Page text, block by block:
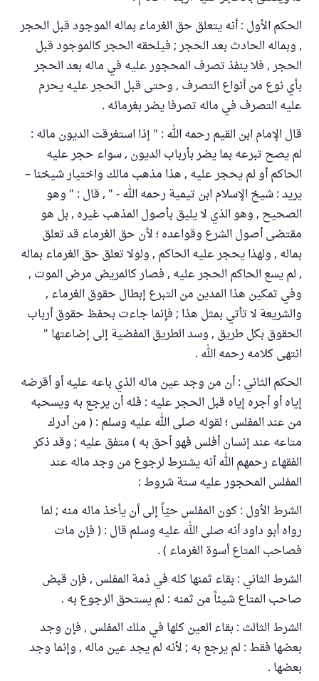
الحكم الأول : أنه يتعلق حق الغرماء بماله الموجود قبل الحجر
, وبماله الحادث بعد الحجر ; فيلحقه الحجر كالموجود قبل
الحجر , فلا ينفذ تصرف المحجور عليه في ماله بعد الحجر
بأي نوع من أنواع التصرف , وحتى قبل الحجر عليه يحرم
عليه التصرف في ماله تصرفا يضر بغرمائه .
قال الإمام ابن القيم رحمه الله : " إذا استغرقت الديون ماله :
لم يصح تبرعه بما يضر بأرباب الديون , سواء حجر عليه
الحاكم أو لم يحجر عليه , هذا مذهب مالك واختيار شيخنا –
يريد : شيخ الإسلام ابن تيمية رحمه الله - " , قال : " وهو
الصحيح , وهو الذي لا يليق بأصول المذهب غيره , بل هو
مقتضى أصول الشرع وقواعده ؛ لأن حق الغرماء قد تعلق
بماله , ولهذا يحجر عليه الحاكم , ولولا تعلق حق الغرماء بماله
, لم يسع الحاكم الحجر عليه , فصار كالمريض مرض الموت ,
وفي تمكين هذا المدين من التبرع إبطال حقوق الغرماء ,
والشريعة لا تأتي بمثل هذا ; فإنما جاءت بحفظ حقوق أرباب
الحقوق بكل طريق , وسد الطريق المفضية إلى إضاعتها "
انتهى كلامه رحمه الله .
الحكم الثاني : أن من وجد عين ماله الذي باعه عليه أو أقرضه
إياه أو أجره إياه قبل الحجر عليه : فله أن يرجع به ويسحبه
من عند المفلس ؛ لقوله صلى الله عليه وسلم : ( من أدرك
متاعه عند إنسان أفلس فهو أحق به ) متفق عليه ; وقد ذكر
الفقهاء رحمهم الله أنه يشترط لرجوع من وجد ماله عند
المفلس المحجور عليه ستة شروط :
الشرط الأول : كون المفلس حيّاً إلى أن يأخذ ماله منه ; لما
رواه أبو داود أنه صلى الله عليه وسلم قال : ( فإن مات
فصاحب المتاع أسوة الغرماء ) .
الشرط الثاني : بقاء ثمنها كله في ذمة المفلس , فإن قبض
صاحب المتاع شيئاً من ثمنه : لم يستحق الرجوع به .
الشرط الثالث : بقاء العين كلها في ملك المفلس , فإن وجد
بعضها فقط : لم يرجع به ; لأنه لم يجد عين ماله , وإنما وجد
بعضها .